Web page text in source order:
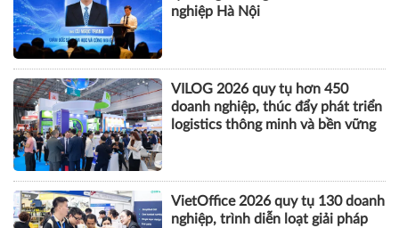
nghiệp Hà Nội
VILOG 2026 quy tụ hơn 450
doanh nghiệp, thúc đẩy phát triển
logistics thông minh và bền vững
VietOffice 2026 quy tụ 130 doanh
nghiệp, trình diễn loạt giải pháp